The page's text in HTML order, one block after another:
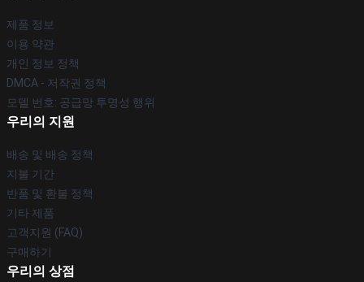
제품 정보
이용 약관
개인 정보 정책
DMCA - 저작권 정책
모델 번호: 공급망 투명성 행위
우리의 지원
배송 및 배송 정책
지불 기간
반품 및 환불 정책
기타 제품
고객지원 (FAQ)
구매하기
우리의 상점